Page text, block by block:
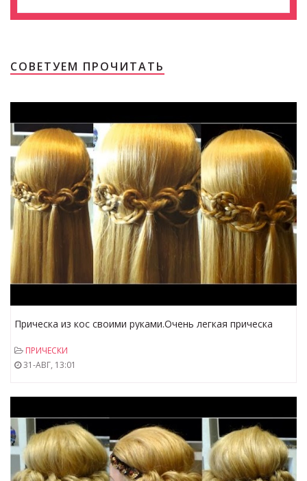
СОВЕТУЕМ ПРОЧИТАТЬ
Прическа из кос своими руками.Очень легкая прическа
ПРИЧЕСКИ
31-АВГ, 13:01